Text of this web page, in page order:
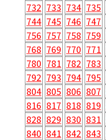
732 733 734 735
744 745 746 747
756 757 758 759
768 769 770 771
780 781 782 783
792 793 794 795
804 805 806 807
816 817 818 819
828 829 830 831
840 841 842 843